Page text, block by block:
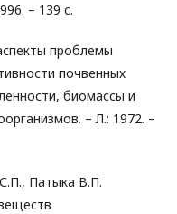
– 139 с.
проблемы
почвенных
биомассы и
– Л.: 1972. –
Патыка В.П.